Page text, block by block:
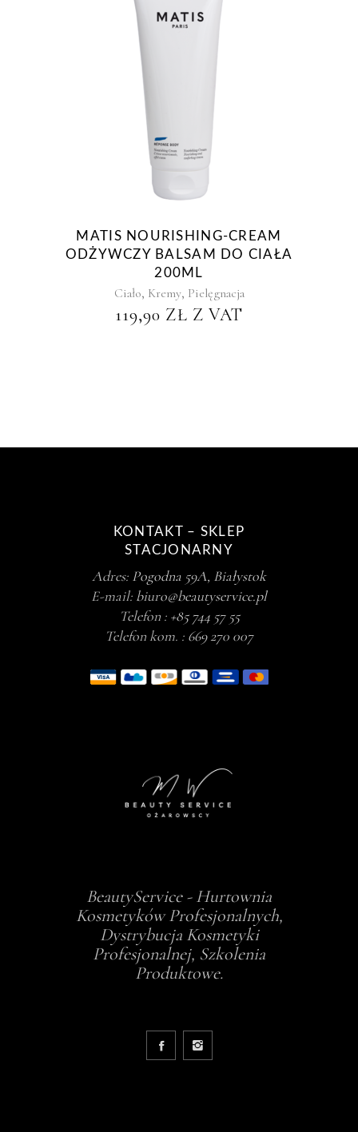
MATIS NOURISHING-CREAM
ODŻYWCZY BALSAM DO CIAŁA
200ML
Ciało, Kremy, Pielęgnacja
119,90 ZŁ Z VAT
KONTAKT – SKLEP
STACJONARNY
Adres: Pogodna 59A, Białystok
E-mail: biuro@beautyservice.pl
Telefon : +85 744 57 55
Telefon kom. : 669 270 007
BeautyService - Hurtownia
Kosmetyków Profesjonalnych,
Dystrybucja Kosmetyki
Profesjonalnej, Szkolenia
Produktowe.